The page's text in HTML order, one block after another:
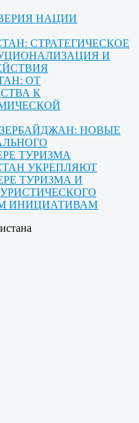
НАЦИИ
СТРАТЕГИЧЕСКОЕ
И
ОТ
К
НОВЫЕ
ТУРИЗМА
УКРЕПЛЯЮТ
ТУРИЗМА И
ИНИЦИАТИВАМ